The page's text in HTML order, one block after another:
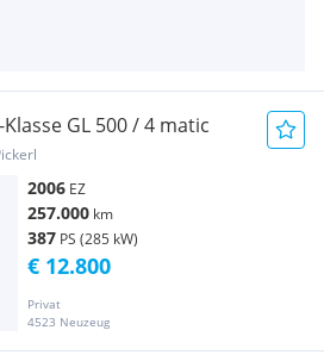
GL 500 / 4 matic
2006 EZ
257.000 km
387 PS (285 kW)
Privat
4523 Neuzeug
€ 12.800